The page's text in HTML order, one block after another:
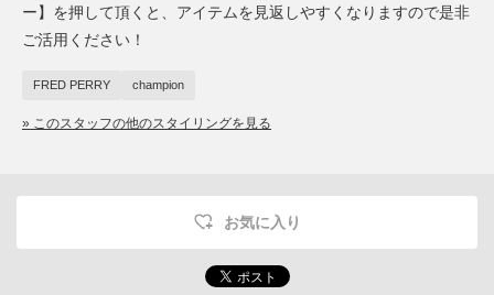
ー】を押して頂くと、アイテムを見返しやすくなりますので是非
ご活用ください！
FRED PERRY champion
» このスタッフの他のスタイリングを見る
お気に入り